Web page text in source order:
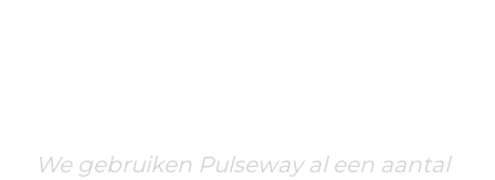
We gebruiken Pulseway al een aantal